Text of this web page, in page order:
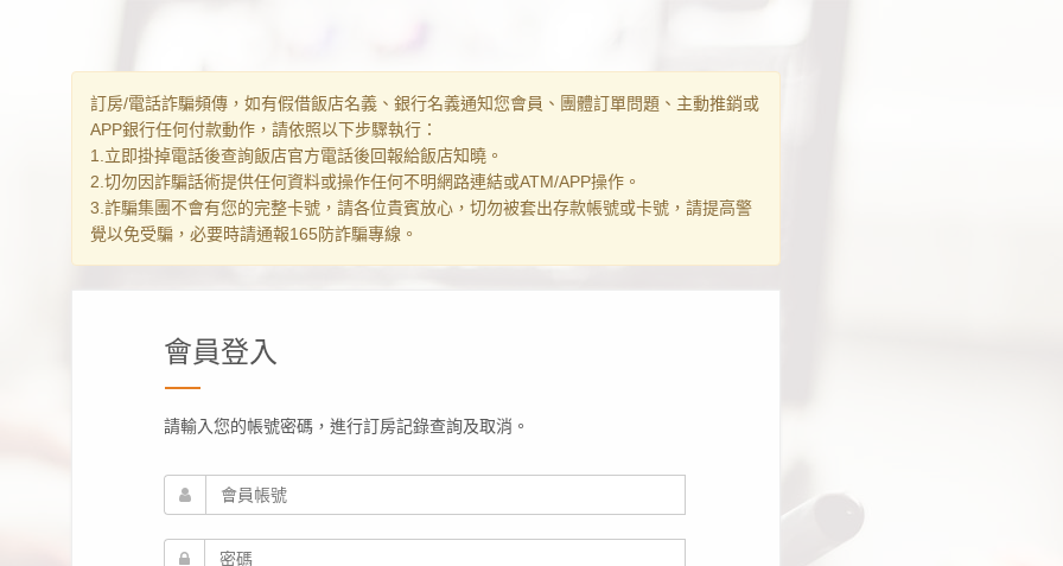
訂房/電話詐騙頻傳，如有假借飯店名義、銀行名義通知您會員、團體訂單問題、主動推銷或
APP銀行任何付款動作，請依照以下步驟執行：
1.立即掛掉電話後查詢飯店官方電話後回報給飯店知曉。
2.切勿因詐騙話術提供任何資料或操作任何不明網路連結或ATM/APP操作。
3.詐騙集團不會有您的完整卡號，請各位貴賓放心，切勿被套出存款帳號或卡號，請提高警
覺以免受騙，必要時請通報165防詐騙專線。
會員登入
請輸入您的帳號密碼，進行訂房記錄查詢及取消。